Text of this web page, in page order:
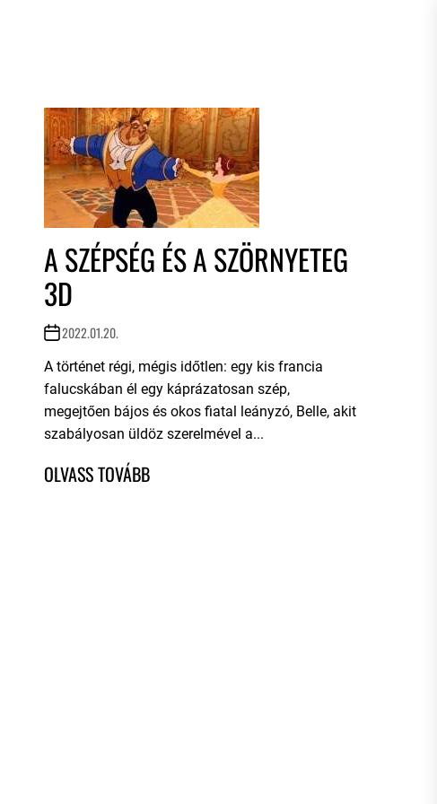
A SZÉPSÉG ÉS A SZÖRNYETEG
3D
2022.01.20.
A történet régi, mégis időtlen: egy kis francia
falucskában él egy káprázatosan szép,
megejtően bájos és okos fiatal leányzó, Belle, akit
szabályosan üldöz szerelmével a...